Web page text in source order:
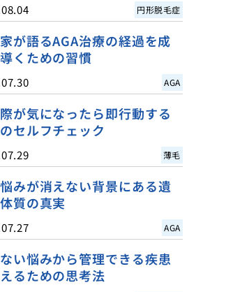
円形脱毛症
が語るAGA治療の経過を成
くための習慣
AGA
が気になったら即行動する
セルフチェック
薄毛
みが消えない背景にある遺
質の真実
AGA
い悩みから管理できる疾患
るための思考法